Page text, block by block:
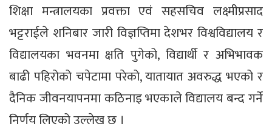
शिक्षा मन्त्रालयका प्रवक्ता एवं सहसचिव लक्ष्मीप्रसाद
भट्टराईले शनिबार जारी विज्ञप्तिमा देशभर विश्वविद्यालय र
विद्यालयका भवनमा क्षति पुगेको, विद्यार्थी र अभिभावक
बाढी पहिरोको चपेटामा परेको, यातायात अवरुद्ध भएको र
दैनिक जीवनयापनमा कठिनाइ भएकाले विद्यालय बन्द गर्ने
निर्णय लिएको उल्लेख छ ।